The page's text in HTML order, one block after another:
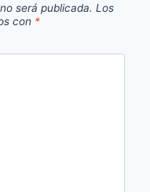
será publicada. Los
con *